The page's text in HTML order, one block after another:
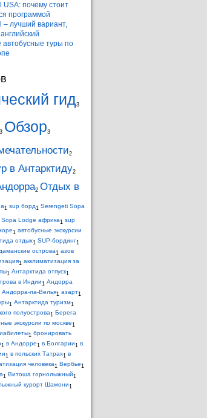
USA: почему стоит
программой
– лучший вариант,
автобусные туры по
гид3
3 Обзор3
2
в Антарктиду2
2 Отдых в
1 sup борд1 Serengeti Sopa
Lodge африка1 sup
1 автобусные экскурсии
отдых1 SUP-бординг1
острова1 азов
1 акклиматизация за
1 Антарктида отпуск1
в Индии1 Андорра
Андорра-ла-Велья1 азарт1
1 Антарктида туризм1
полуострова1 Берега
экскурсии по москве1
1 бронировать
1 в Андорре1 в Болгарии1 в
1 в польских Татрах1 в
человека1 Вербье1
1 Витоша горнолыжный1
курорт Шамони1